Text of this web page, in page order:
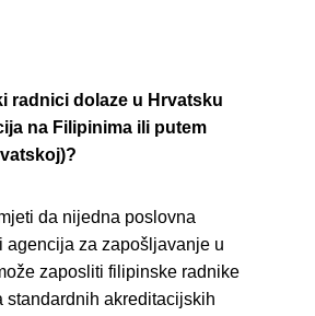
radnici dolaze u Hrvatsku
na Filipinima ili putem
da nijedna poslovna
agencija za zapošljavanje u
zaposliti filipinske radnike
standardnih akreditacijskih